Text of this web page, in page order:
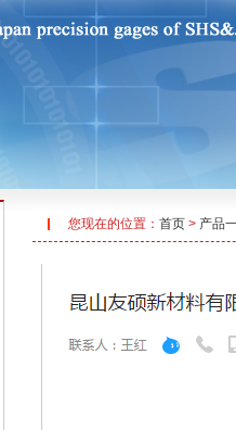
您现在的位置： 首页 > 产品